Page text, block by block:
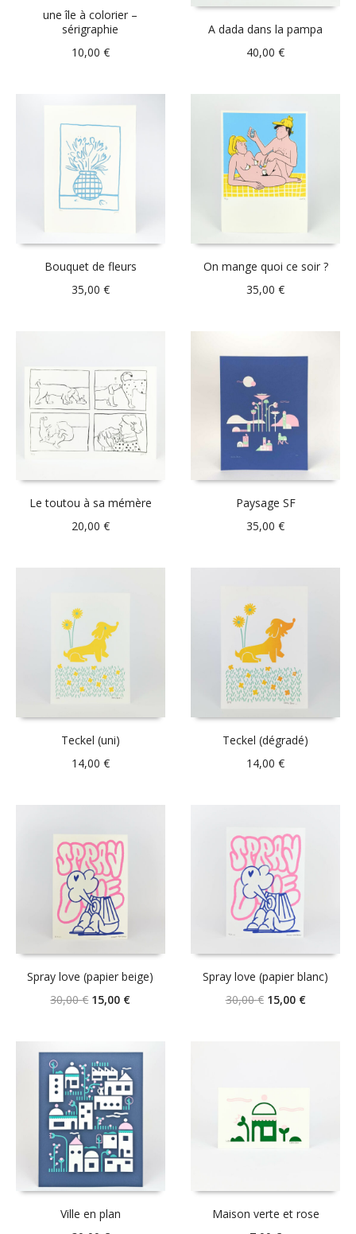
une île à colorier –
sérigraphie
10,00 €
A dada dans la pampa
40,00€
Bouquet de fleurs
35,00 €
On mange quoi ce soir ?
35,00€
Le toutou à sa mémère
20,00 €
Paysage SF
35,00€
Teckel (uni)
14,00 €
Teckel (dégradé)
14,00€
Spray love (papier beige)
30,00€ Le
30,00 €.
15,00 €Le
Spray love (papier blanc)
30,00€ Le
15,00 €Le
Ville en plan
Maison verte et rose